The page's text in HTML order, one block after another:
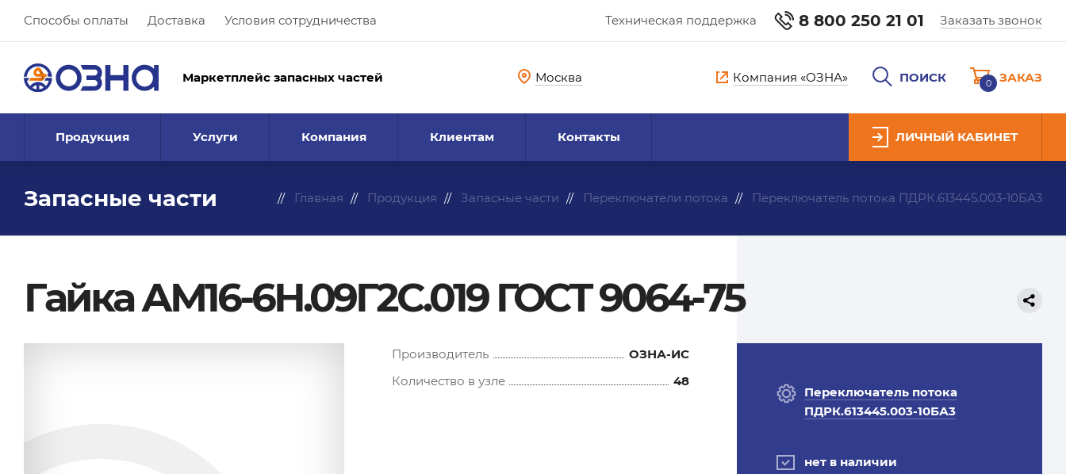
Способы оплаты Доставка Условия сотрудничества Техническая поддержка 8 800 250 21 01 Заказать звонок
Маркетплейс запасных частей Москва Компания «ОЗНА» ПОИСК 0 ЗАКАЗ
Продукция Услуги Компания Клиентам Контакты ЛИЧНЫЙ КАБИНЕТ
Запасные части Главная Продукция Запасные части Переключатели потока Переключатель потока ПДРК.613445.003-10БА3
Гайка АМ16-6Н.09Г2С.019 ГОСТ 9064-75
Производитель
ОЗНА-ИС
Количество в узле
48
Переключатель потока
ПДРК.613445.003-10БА3
нет в наличии